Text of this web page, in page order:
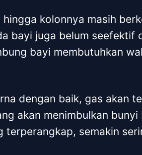
kolonnya masih
bayi juga belum seefektif
bayi membutuhkan
dengan baik, gas akan
akan menimbulkan
terperangkap, semakin